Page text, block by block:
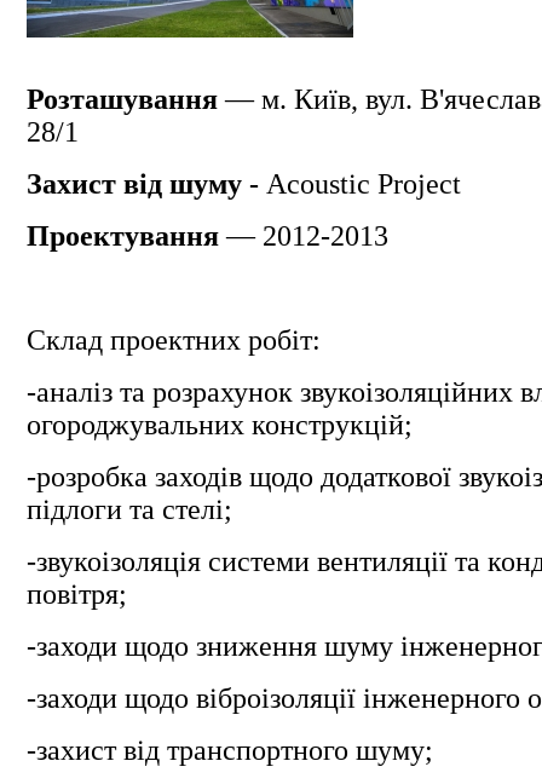
Розташування— м. Київ, вул.
28/1
Захист від шуму - Acoustic Project
Проектування— 2012-2013
Склад проектних робіт:
-аналіз та розрахунок звукоізоляційних
огороджувальних конструкцій;
-розробка заходів щодо додаткової
підлоги та стелі;
-звукоізоляція системи вентиляції та
повітря;
-заходи щодо зниження шуму
-заходи щодо віброізоляції інженерного
-захист від транспортного шуму;